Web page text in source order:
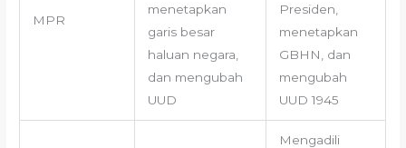
MPR
menetapkan
garis besar
haluan negara,
dan mengubah
UUD
Presiden,
menetapkan
GBHN, dan
mengubah
UUD 1945
Mengadili